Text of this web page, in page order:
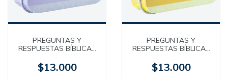
PREGUNTAS Y
RESPUESTAS BÍBLICAS
Generales [Caja
Metálica]
$13.000
PREGUNTAS Y
RESPUESTAS BÍBLICAS
Generales [Caja
Metálica]
$13.000